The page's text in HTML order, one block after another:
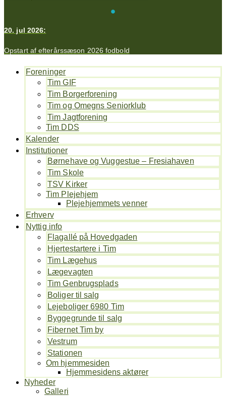
20. jul 2026:
Opstart af efterårssæson 2026 fodbold
Foreninger
Tim GIF
Tim Borgerforening
Tim og Omegns Seniorklub
Tim Jagtforening
Tim DDS
Kalender
Institutioner
Børnehave og Vuggestue – Fresiahaven
Tim Skole
TSV Kirker
Tim Plejehjem
Plejehjemmets venner
Erhverv
Nyttig info
Flagallé på Hovedgaden
Hjertestartere i Tim
Tim Lægehus
Lægevagten
Tim Genbrugsplads
Boliger til salg
Lejeboliger 6980 Tim
Byggegrunde til salg
Fibernet Tim by
Vestrum
Stationen
Om hjemmesiden
Hjemmesidens aktører
Nyheder
Galleri